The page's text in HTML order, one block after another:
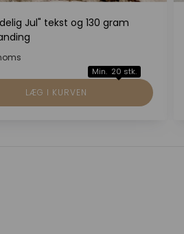
Jul" tekst og 130 gram
Min. 20 stk.